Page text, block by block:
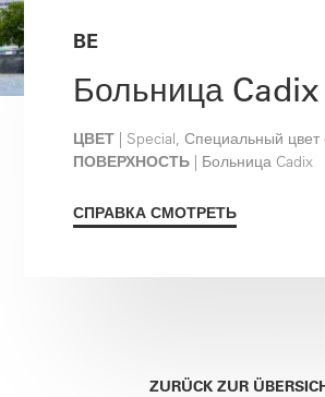
BE
Больница Cadix
ЦВЕТ | Special, Специальный цвет
ПОВЕРХНОСТЬ | Больница Cadix
СПРАВКА СМОТРЕТЬ
ZURÜCK ZUR